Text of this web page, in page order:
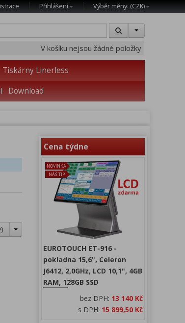
Přihlášení Výběr měny: (CZK)
V košíku nejsou žádné položky
Tiskárny Linerless
Download
)
Cena týdne
NOVINKA
NÁŠ TIP
EUROTOUCH ET-916 -
pokladna 15,6", Celeron
J6412, 2,0GHz, LCD 10,1", 4GB
RAM, 128GB SSD
bez DPH: 13 140 Kč
s DPH: 15 899,50 Kč